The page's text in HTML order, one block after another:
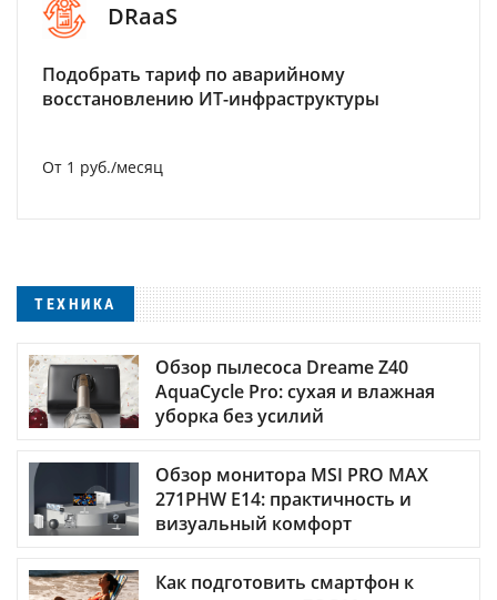
DRaaS
Подобрать тариф по аварийному
восстановлению ИТ-инфраструктуры
От 1 руб./месяц
ТЕХНИКА
Обзор пылесоса Dreame Z40
AquaCycle Pro: сухая и влажная
уборка без усилий
Обзор монитора MSI PRO MAX
271PHW E14: практичность и
визуальный комфорт
Как подготовить смартфон к